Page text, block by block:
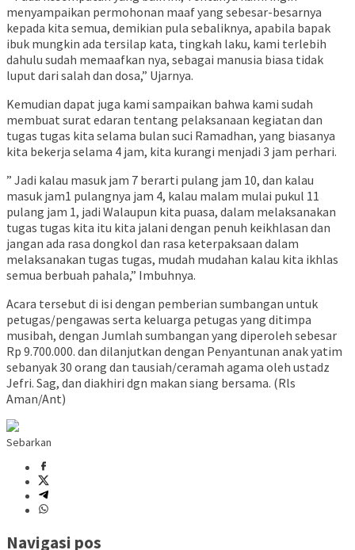
menyampaikan permohonan maaf yang sebesar-besarnya
kepada kita semua, demikian pula sebaliknya, apabila bapak
ibuk mungkin ada tersilap kata, tingkah laku, kami terlebih
dahulu sudah memaafkan nya, sebagai manusia biasa tidak
luput dari salah dan dosa,” Ujarnya.
Kemudian dapat juga kami sampaikan bahwa kami sudah
membuat surat edaran tentang pelaksanaan kegiatan dan
tugas tugas kita selama bulan suci Ramadhan, yang biasanya
kita bekerja selama 4 jam, kita kurangi menjadi 3 jam perhari.
” Jadi kalau masuk jam 7 berarti pulang jam 10, dan kalau
masuk jam1 pulangnya jam 4, kalau malam mulai pukul 11
pulang jam 1, jadi Walaupun kita puasa, dalam melaksanakan
tugas tugas kita itu kita jalani dengan penuh keikhlasan dan
jangan ada rasa dongkol dan rasa keterpaksaan dalam
melaksanakan tugas tugas, mudah mudahan kalau kita ikhlas
semua berbuah pahala,” Imbuhnya.
Acara tersebut di isi dengan pemberian sumbangan untuk
petugas/pengawas serta keluarga petugas yang ditimpa
musibah, dengan Jumlah sumbangan yang diperoleh sebesar
Rp 9.700.000. dan dilanjutkan dengan Penyantunan anak yatim
sebanyak 30 orang dan tausiah/ceramah agama oleh ustadz
Jefri. Sag, dan diakhiri dgn makan siang bersama. (Rls
Aman/Ant)
Sebarkan
Navigasi pos